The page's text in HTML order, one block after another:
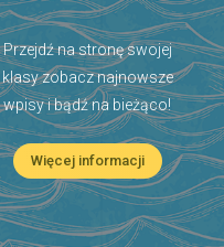
Przejdź na stronę swojej
klasy zobacz najnowsze
wpisy i bądź na bieżąco!
Więcej informacji